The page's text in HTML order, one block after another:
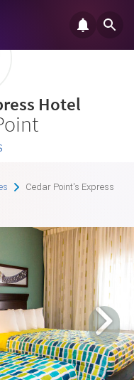
Hotel
Cedar Point's Express